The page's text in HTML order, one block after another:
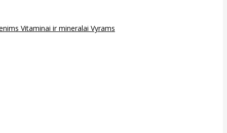
Vitaminai ir mineralai Vyrams